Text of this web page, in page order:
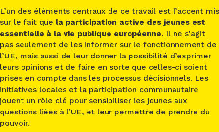
L’un des éléments centraux de ce travail est l’accent mis
sur le fait que la participation active des jeunes est
essentielle à la vie publique européenne. Il ne s’agit
pas seulement de les informer sur le fonctionnement de
l’UE, mais aussi de leur donner la possibilité d’exprimer
leurs opinions et de faire en sorte que celles-ci soient
prises en compte dans les processus décisionnels. Les
initiatives locales et la participation communautaire
jouent un rôle clé pour sensibiliser les jeunes aux
questions liées à l’UE, et leur permettre de prendre du
pouvoir.